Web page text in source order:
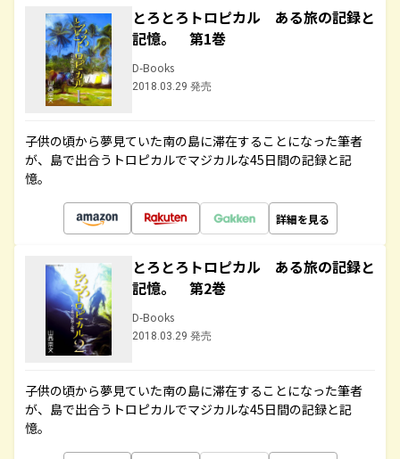
とろとろトロピカル ある旅の記録と
記憶。 第1巻
D-Books
2018.03.29 発売
子供の頃から夢見ていた南の島に滞在することになった筆者
が、島で出合うトロピカルでマジカルな45日間の記録と記
憶。
詳細を見る
とろとろトロピカル ある旅の記録と
記憶。 第2巻
D-Books
2018.03.29 発売
子供の頃から夢見ていた南の島に滞在することになった筆者
が、島で出合うトロピカルでマジカルな45日間の記録と記
憶。